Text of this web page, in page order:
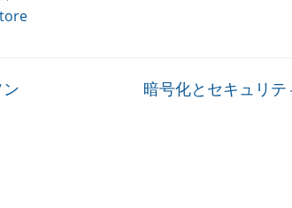
暗号化とセキュリ